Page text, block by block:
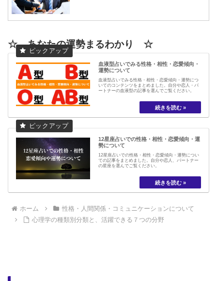
☆ あなたの運勢まるわかり ☆
血液型占いでみる性格・相性・恋愛傾向・
運勢について
血液型占いでみる性格・相性・恋愛傾向・運勢につ
いてのコンテンツをまとめました。自分や恋人・パ
ートナーの血液型の記事を選んでご覧ください。
12星座占いでの性格・相性・恋愛傾向・運
勢について
12星座占いでの性格・相性・恋愛傾向・運勢につい
ての記事をまとめました。自分や恋人、パートナー
の星座を選んでご覧ください。
ホーム
性格・人間関係・コミュニケーションについて
心理学の種類別分類と、活躍できる７つの分野